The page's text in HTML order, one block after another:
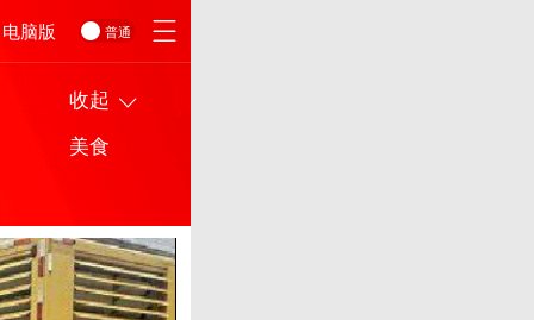
普通
电脑版
收起
美食